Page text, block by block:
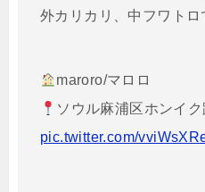
外カリカリ、中フワトロ
maroro/マロロ
ソウル麻浦区ホンイ
pic.twitter.com/